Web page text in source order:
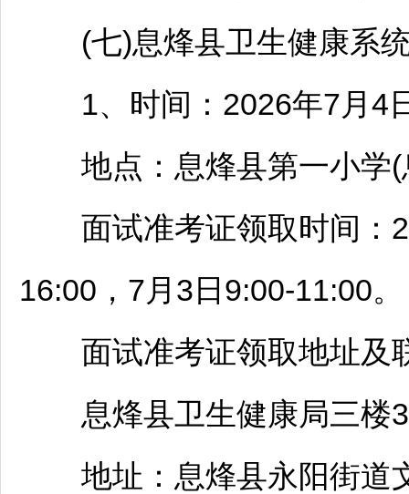
(七)息烽县卫生健康系
1、时间：2026年7月4
地点： 息烽县第一小学(
面试准考证领取时间：
16:00，7月3日9:00-11:00。
面试准考证领取地址及
息烽县卫生健康局三楼
地址： 息烽县永阳街道